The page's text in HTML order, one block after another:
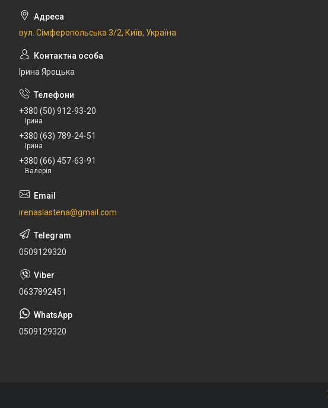
вул. Сімферопольська 3/2, Київ, Україна
Ірина Яроцька
+380 (50) 912-93-20
Ірина
+380 (63) 789-24-51
Ірина
+380 (66) 457-63-91
Валерія
irenaslastena@gmail.com
0509129320
0637892451
0509129320